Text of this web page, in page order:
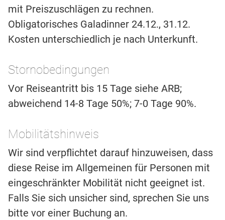
mit Preiszuschlägen zu rechnen.
Obligatorisches Galadinner 24.12., 31.12.
Kosten unterschiedlich je nach Unterkunft.
Stornobedingungen
Vor Reiseantritt bis 15 Tage siehe ARB;
abweichend 14-8 Tage 50%; 7-0 Tage 90%.
Mobilitätshinweis
Wir sind verpflichtet darauf hinzuweisen, dass
diese Reise im Allgemeinen für Personen mit
eingeschränkter Mobilität nicht geeignet ist.
Falls Sie sich unsicher sind, sprechen Sie uns
bitte vor einer Buchung an.